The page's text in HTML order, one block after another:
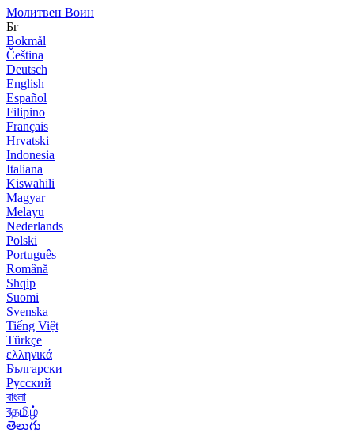
Молитвен Воин
Бг
Bokmål
Čeština
Deutsch
English
Español
Filipino
Français
Hrvatski
Indonesia
Italiana
Kiswahili
Magyar
Melayu
Nederlands
Polski
Português
Română
Shqip
Suomi
Svenska
Tiếng Việt
Türkçe
ελληνικά
Български
Русский
বাংলা
বதமிழ்
తెలుగు